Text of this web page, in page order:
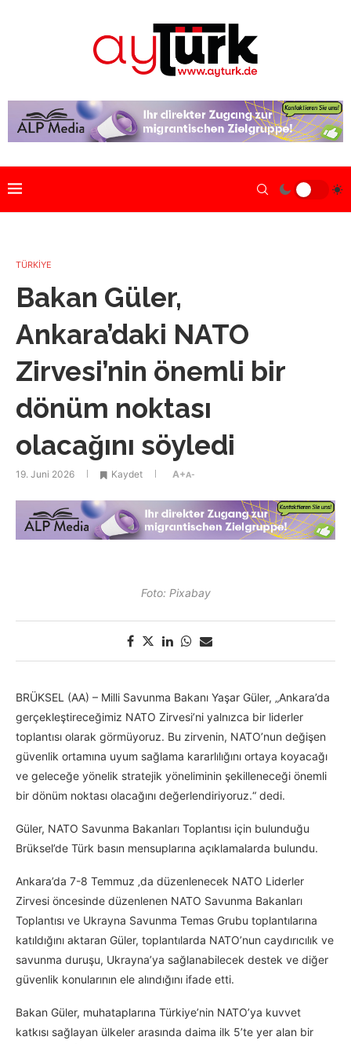
TÜRKİYE
Bakan Güler,
Ankara’daki NATO
Zirvesi’nin önemli bir
dönüm noktası
olacağını söyledi
19. Juni 2026 Kaydet A+A-
Foto: Pixabay
BRÜKSEL (AA) – Milli Savunma Bakanı Yaşar Güler, „Ankara’da
gerçekleştireceğimiz NATO Zirvesi’ni yalnızca bir liderler
toplantısı olarak görmüyoruz. Bu zirvenin, NATO’nun değişen
güvenlik ortamına uyum sağlama kararlılığını ortaya koyacağı
ve geleceğe yönelik stratejik yöneliminin şekilleneceği önemli
bir dönüm noktası olacağını değerlendiriyoruz.“ dedi.
Güler, NATO Savunma Bakanları Toplantısı için bulunduğu
Brüksel’de Türk basın mensuplarına açıklamalarda bulundu.
Ankara’da 7-8 Temmuz ‚da düzenlenecek NATO Liderler
Zirvesi öncesinde düzenlenen NATO Savunma Bakanları
Toplantısı ve Ukrayna Savunma Temas Grubu toplantılarına
katıldığını aktaran Güler, toplantılarda NATO’nun caydırıcılık ve
savunma duruşu, Ukrayna’ya sağlanabilecek destek ve diğer
güvenlik konularının ele alındığını ifade etti.
Bakan Güler, muhataplarına Türkiye’nin NATO’ya kuvvet
katkısı sağlayan ülkeler arasında daima ilk 5’te yer alan bir